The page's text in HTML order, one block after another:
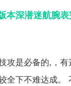
本深潜迷航腕
攻是必备的,，
全下不难达成。